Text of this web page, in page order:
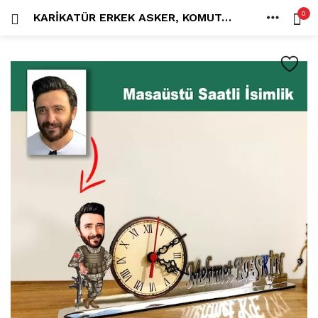
KARIKATÜR ERKEK ASKER, KOMUTAN MODEL MASAÜSTÜ SAATLI İSIMLIK MSI67 0
HESAP
Beni hatırla
Şifremi mi kaybettim?
İÇINDE ARA:
Tüm kategoriler
ANLORD (6)
BAYİLİK (1)
HİLALİN RENKLİ DÜNYASI (0)
MK FOTO (1)
Kampanyalı Ürünler (13)
Karikatür Anahtarlık (14)
Karikatür Erkek Anahtarlık (14)
Karikatür Biblo (289)
Karikatür Aile Biblo (2)
Karikatür Erkek Biblo (127)
Karikatür Kadın Biblo (71)
Karikatür Sevgili Biblo (89)